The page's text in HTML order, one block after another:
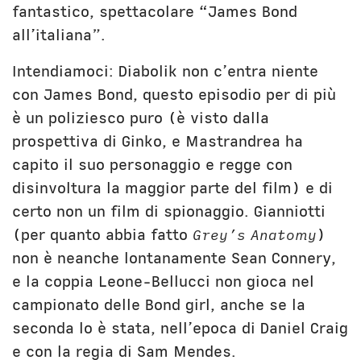
fantastico, spettacolare “James Bond
all’italiana”.
Intendiamoci: Diabolik non c’entra niente
con James Bond, questo episodio per di più
è un poliziesco puro (è visto dalla
prospettiva di Ginko, e Mastrandrea ha
capito il suo personaggio e regge con
disinvoltura la maggior parte del film) e di
certo non un film di spionaggio. Gianniotti
(per quanto abbia fatto Grey’s Anatomy)
non è neanche lontanamente Sean Connery,
e la coppia Leone-Bellucci non gioca nel
campionato delle Bond girl, anche se la
seconda lo è stata, nell’epoca di Daniel Craig
e con la regia di Sam Mendes.